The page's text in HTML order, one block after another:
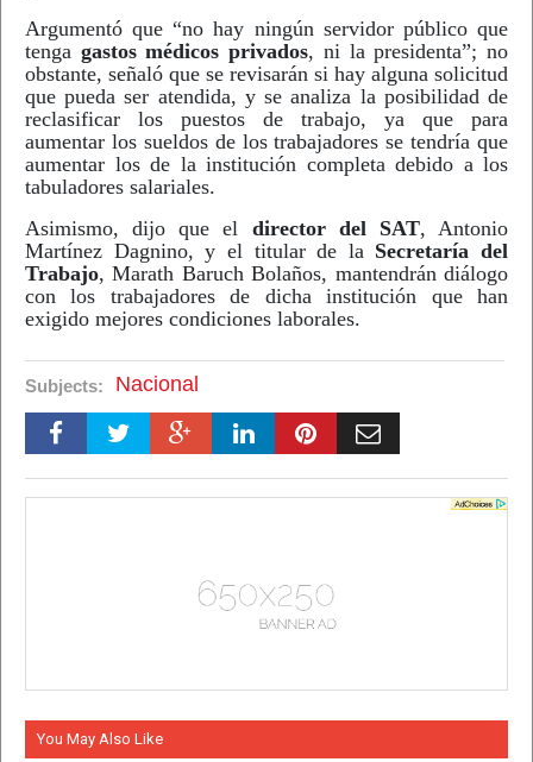
Argumentó que “no hay ningún servidor público que
tenga gastos médicos privados, ni la presidenta”; no
obstante, señaló que se revisarán si hay alguna solicitud
que pueda ser atendida, y se analiza la posibilidad de
reclasificar los puestos de trabajo, ya que para
aumentar los sueldos de los trabajadores se tendría que
aumentar los de la institución completa debido a los
tabuladores salariales.
Asimismo, dijo que el director del SAT, Antonio
Martínez Dagnino, y el titular de la Secretaría del
Trabajo, Marath Baruch Bolaños, mantendrán diálogo
con los trabajadores de dicha institución que han
exigido mejores condiciones laborales.
Subjects: Nacional
You May Also Like